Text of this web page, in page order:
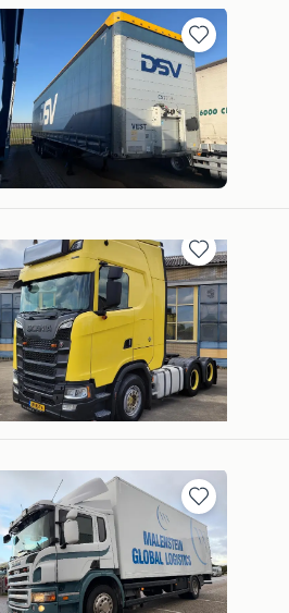
Bewaren
in
Mijn
Favorieten
W.MEIJER BEDRIJFSAUTO BV.
Amsterdam
Bewaren
in
Mijn
Favorieten
Vrachtwagenmarkt
Cothen
Bezoek website
Bewaren
in
Mijn
Favorieten